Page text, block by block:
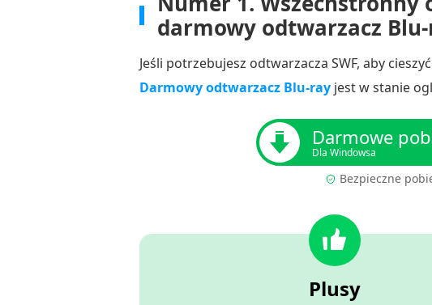
darmowy odtwarzacz
Jeśli potrzebujesz odtwarzacza SWF, aby
Darmowy odtwarzacz Blu-ray jest w stanie
Darmowe
Dla Windowsa
Bezpieczne
Plusy